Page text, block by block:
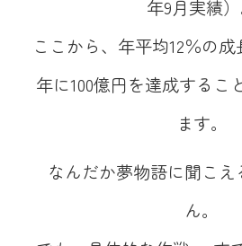
年9月実績）
ここから、年平均12％の
年に100億円を達成するこ
ます。
なんだか夢物語に聞こ
ん。